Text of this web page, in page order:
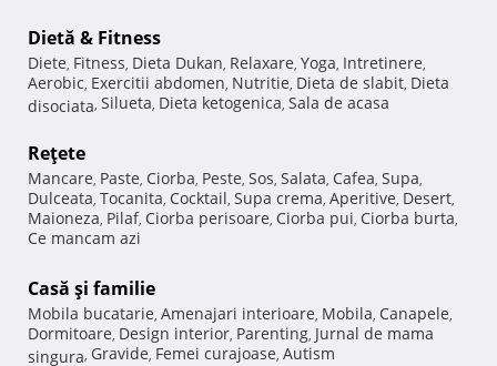
Dietă & Fitness
Diete, Fitness, Dieta Dukan, Relaxare, Yoga, Intretinere,
Aerobic, Exercitii abdomen, Nutritie, Dieta de slabit, Dieta
disociata, Silueta, Dieta ketogenica, Sala de acasa
Reţete
Mancare, Paste, Ciorba, Peste, Sos, Salata, Cafea, Supa,
Dulceata, Tocanita, Cocktail, Supa crema, Aperitive, Desert,
Maioneza, Pilaf, Ciorba perisoare, Ciorba pui, Ciorba burta,
Ce mancam azi
Casă şi familie
Mobila bucatarie, Amenajari interioare, Mobila, Canapele,
Dormitoare, Design interior, Parenting, Jurnal de mama
singura, Gravide, Femei curajoase, Autism